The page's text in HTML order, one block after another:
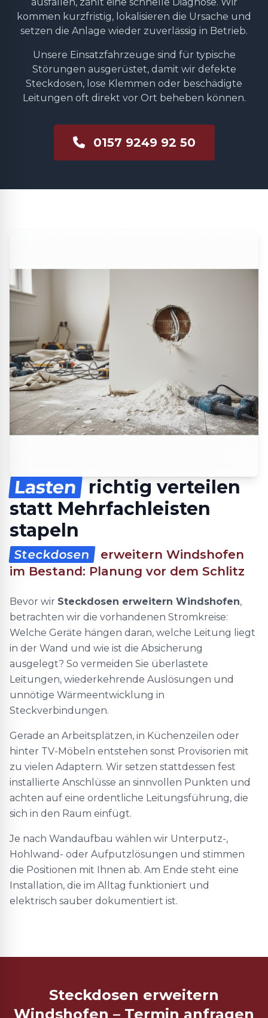
kommen kurzfristig, lokalisieren die Ursache und
setzen die Anlage wieder zuverlässig in Betrieb.
Unsere Einsatzfahrzeuge sind für typische
Störungen ausgerüstet, damit wir defekte
Steckdosen, lose Klemmen oder beschädigte
Leitungen oft direkt vor Ort beheben können.
0157 9249 92 50
Lasten
richtig verteilen
statt Mehrfachleisten
stapeln
Steckdosen
erweitern Windshofen
im Bestand: Planung vor dem Schlitz
Bevor wir Steckdosen erweitern Windshofen,
betrachten wir die vorhandenen Stromkreise:
Welche Geräte hängen daran, welche Leitung liegt
in der Wand und wie ist die Absicherung
ausgelegt? So vermeiden Sie überlastete
Leitungen, wiederkehrende Auslösungen und
unnötige Wärmeentwicklung in
Steckverbindungen.
Gerade an Arbeitsplätzen, in Küchenzeilen oder
hinter TV-Möbeln entstehen sonst Provisorien mit
zu vielen Adaptern. Wir setzen stattdessen fest
installierte Anschlüsse an sinnvollen Punkten und
achten auf eine ordentliche Leitungsführung, die
sich in den Raum einfügt.
Je nach Wandaufbau wählen wir Unterputz-,
Hohlwand- oder Aufputzlösungen und stimmen
die Positionen mit Ihnen ab. Am Ende steht eine
Installation, die im Alltag funktioniert und
elektrisch sauber dokumentiert ist.
Steckdosen erweitern
Windshofen – Termin anfragen